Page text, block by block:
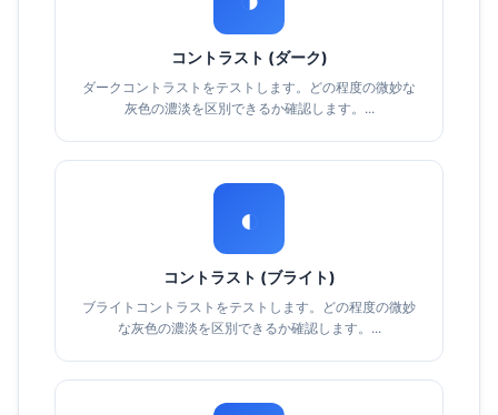
コントラスト (ダーク)
ダークコントラストをテストします。どの程度の微妙な
灰色の濃淡を区別できるか確認します。...
◐
コントラスト (ブライト)
ブライトコントラストをテストします。どの程度の微妙
な灰色の濃淡を区別できるか確認します。...